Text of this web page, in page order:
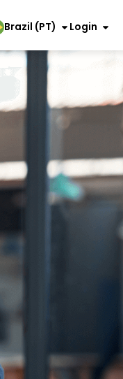
Brazil (PT) Login